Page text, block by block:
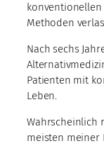
Methoden
Nach sechs
Patienten mit
Leben.
Wahrscheinlich
meisten meiner